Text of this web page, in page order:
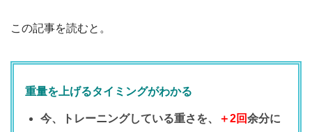
この記事を読むと。
重量を上げるタイミングがわかる
今、トレーニングしている重さを、 ＋2回余分に